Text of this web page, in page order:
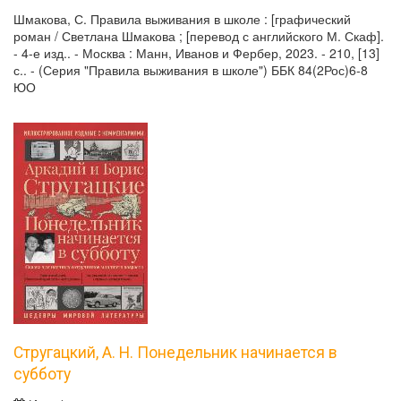
Шмакова, С. Правила выживания в школе : [графический
роман / Светлана Шмакова ; [перевод с английского М. Скаф].
- 4-е изд.. - Москва : Манн, Иванов и Фербер, 2023. - 210, [13]
с.. - (Серия "Правила выживания в школе") ББК 84(2Рос)6-8
ЮО
Стругацкий, А. Н. Понедельник начинается в
субботу